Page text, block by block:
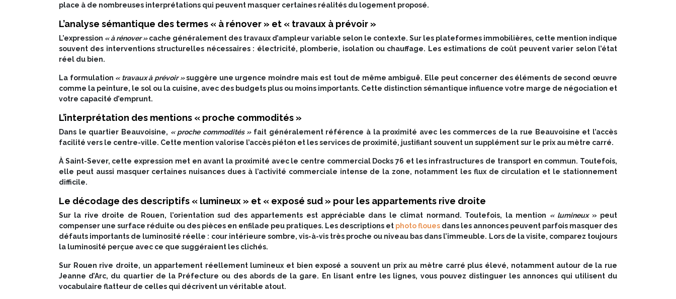
place à de nombreuses interprétations qui peuvent masquer certaines réalités du logement proposé.
L’analyse sémantique des termes « à rénover » et « travaux à prévoir »
L’expression « à rénover »cache généralement des travaux d’ampleur variable selon le contexte. Sur les plateformes immobilières, cette mention indique
souvent des interventions structurelles nécessaires : électricité, plomberie, isolation ou chauffage. Les estimations de coût peuvent varier selon l’état
réel du bien.
La formulation « travaux à prévoir »suggère une urgence moindre mais est tout de même ambiguë. Elle peut concerner des éléments de second œuvre
comme la peinture, le sol ou la cuisine, avec des budgets plus ou moins importants. Cette distinction sémantique influence votre marge de négociation et
votre capacité d’emprunt.
L’interprétation des mentions « proche commodités »
Dans le quartier Beauvoisine, « proche commodités »fait généralement référence à la proximité avec les commerces de la rue Beauvoisine et l’accès
facilité vers le centre-ville. Cette mention valorise l’accès piéton et les services de proximité, justifiant souvent un supplément sur le prix au mètre carré.
À Saint-Sever, cette expression met en avant la proximité avec le centre commercial Docks 76 et les infrastructures de transport en commun. Toutefois,
elle peut aussi masquer certaines nuisances dues à l’activité commerciale intense de la zone, notamment les flux de circulation et le stationnement
difficile.
Le décodage des descriptifs « lumineux » et « exposé sud » pour les appartements rive droite
Sur la rive droite de Rouen, l’orientation sud des appartements est appréciable dans le climat normand. Toutefois, la mention « lumineux» peut
compenser une surface réduite ou des pièces en enfilade peu pratiques. Les descriptions et photo floues dans les annonces peuvent parfois masquer des
défauts importants de luminosité réelle : cour intérieure sombre, vis-à-vis très proche ou niveau bas dans l’immeuble. Lors de la visite, comparez toujours
la luminosité perçue avec ce que suggéraient les clichés.
Sur Rouen rive droite, un appartement réellement lumineux et bien exposé a souvent un prix au mètre carré plus élevé, notamment autour de la rue
Jeanne d’Arc, du quartier de la Préfecture ou des abords de la gare. En lisant entre les lignes, vous pouvez distinguer les annonces qui utilisent du
vocabulaire flatteur de celles qui décrivent un véritable atout.